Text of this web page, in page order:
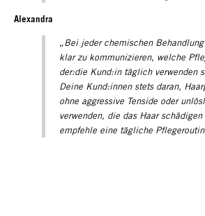
Alexandra
„Bei jeder chemischen
klar zu kommunizieren, welche
der:die Kund:in täglich verwenden
Deine Kund:innen stets daran,
ohne aggressive Tenside oder
verwenden, die das Haar
empfehle eine tägliche